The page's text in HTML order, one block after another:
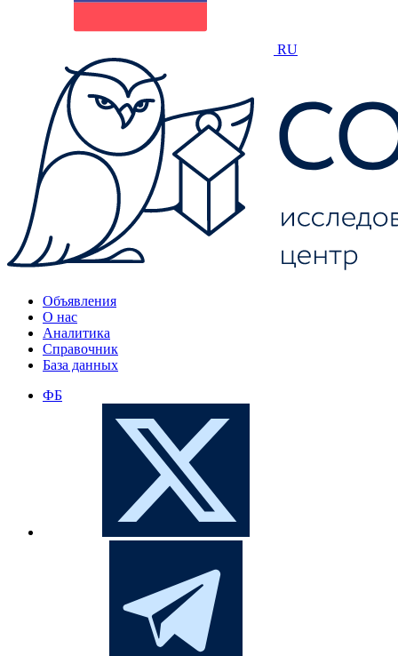
RU
Объявления
О нас
Аналитика
Справочник
База данных
ФБ